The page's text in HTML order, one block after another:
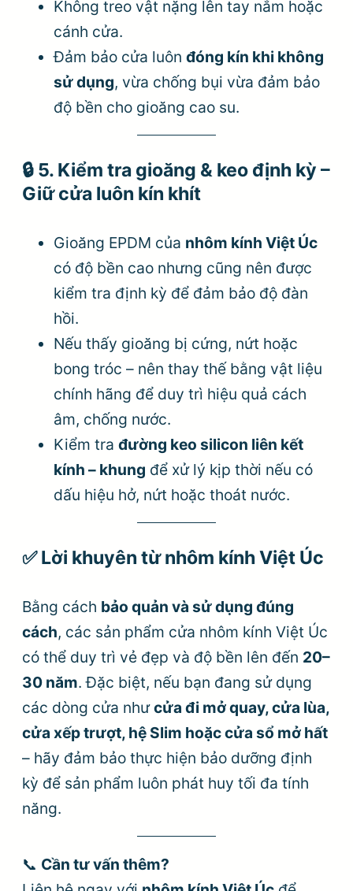
Không treo vật nặng lên tay nắm hoặc
cánh cửa.
Đảm bảo cửa luôn đóng kín khi không
sử dụng, vừa chống bụi vừa đảm bảo
độ bền cho gioăng cao su.
🔒 5. Kiểm tra gioăng & keo định kỳ –
Giữ cửa luôn kín khít
Gioăng EPDM của nhôm kính Việt Úc
có độ bền cao nhưng cũng nên được
kiểm tra định kỳ để đảm bảo độ đàn
hồi.
Nếu thấy gioăng bị cứng, nứt hoặc
bong tróc – nên thay thế bằng vật liệu
chính hãng để duy trì hiệu quả cách
âm, chống nước.
Kiểm tra đường keo silicon liên kết
kính – khung để xử lý kịp thời nếu có
dấu hiệu hở, nứt hoặc thoát nước.
✅Lời khuyên từnhôm kính Việt Úc
Bằng cách bảo quản và sử dụng đúng
cách, các sản phẩm cửa nhôm kính Việt Úc
có thể duy trì vẻ đẹp và độ bền lên đến 20–
30 năm. Đặc biệt, nếu bạn đang sử dụng
các dòng cửa nhưcửa đi mở quay, cửa lùa,
cửa xếp trượt, hệ Slim hoặc cửa sổ mở hất
– hãy đảm bảo thực hiện bảo dưỡng định
kỳ để sản phẩm luôn phát huy tối đa tính
năng.
📞 Cần tư vấn thêm?